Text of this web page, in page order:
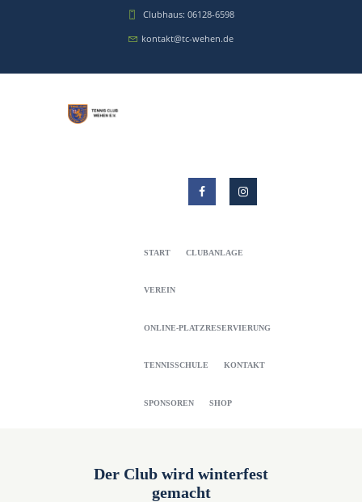
Clubhaus: 06128-6598
kontakt@tc-wehen.de
START CLUBANLAGE
VEREIN
ONLINE-PLATZRESERVIERUNG
TENNISSCHULE KONTAKT
SPONSOREN SHOP
Der Club wird winterfest
gemacht